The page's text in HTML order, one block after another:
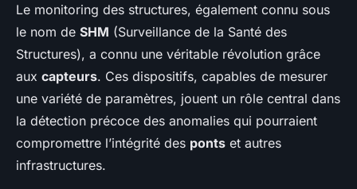
Le monitoring des structures, également connu sous
le nom de SHM (Surveillance de la Santé des
Structures), a connu une véritable révolution grâce
aux capteurs. Ces dispositifs, capables de mesurer
une variété de paramètres, jouent un rôle central dans
la détection précoce des anomalies qui pourraient
compromettre l’intégrité des ponts et autres
infrastructures.